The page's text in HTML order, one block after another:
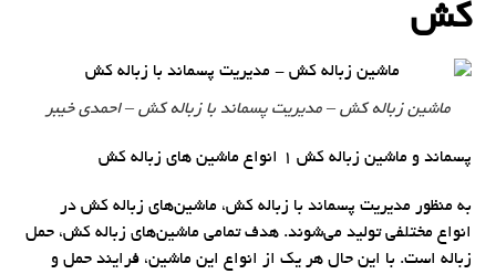
کش
ماشین زباله کش – مدیریت پسماند با زباله کش – احمدی خیبر
پسماند و ماشین زباله کش 1 انواع ماشین های زباله کش
به منظور مدیریت پسماند با زباله کش، ماشین‌های زباله کش در
انواع مختلفی تولید می‌شوند. هدف تمامی ماشین‌های زباله کش، حمل
زباله است. با این حال هر یک از انواع این ماشین، فرایند حمل و